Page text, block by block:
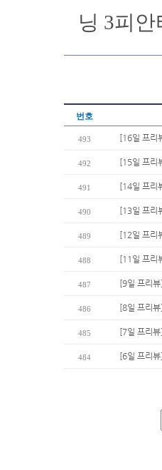
닝 3피
번호
493 [16일 프리
492 [15일 프리
491 [14일 프리
490 [13일 프리
489 [12일 프리
488 [11일 프리
487 [9일 프리
486 [8일 프리
485 [7일 프리
484 [6일 프리